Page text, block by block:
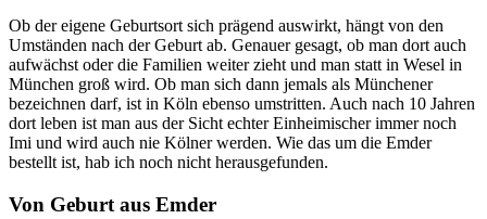
Ob der eigene Geburtsort sich prägend auswirkt, hängt von den
Umständen nach der Geburt ab. Genauer gesagt, ob man dort auch
aufwächst oder die Familien weiter zieht und man statt in Wesel in
München groß wird. Ob man sich dann jemals als Münchener
bezeichnen darf, ist in Köln ebenso umstritten. Auch nach 10 Jahren
dort leben ist man aus der Sicht echter Einheimischer immer noch
Imi und wird auch nie Kölner werden. Wie das um die Emder
bestellt ist, hab ich noch nicht herausgefunden.
Von Geburt aus Emder